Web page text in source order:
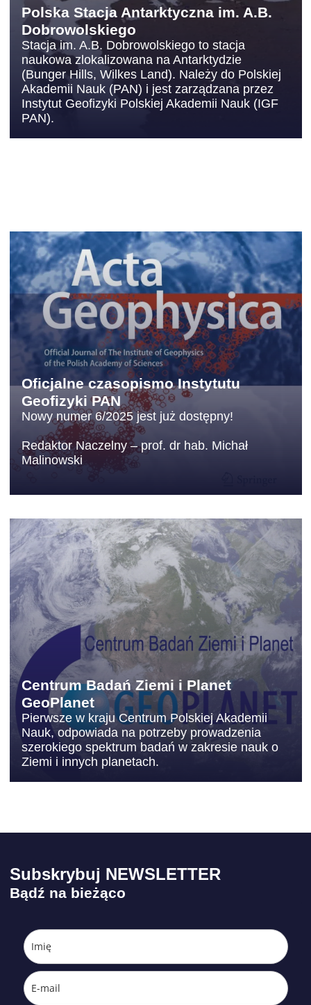
Polska Stacja Antarktyczna im. A.B.
Dobrowolskiego
Stacja im. A.B. Dobrowolskiego to stacja
naukowa zlokalizowana na Antarktydzie
(Bunger Hills, Wilkes Land). Należy do Polskiej
Akademii Nauk (PAN) i jest zarządzana przez
Instytut Geofizyki Polskiej Akademii Nauk (IGF
PAN).
Oficjalne czasopismo Instytutu
Geofizyki PAN
Nowy numer 6/2025 jest już dostępny!
Redaktor Naczelny – prof. dr hab. Michał
Malinowski
Centrum Badań Ziemi i Planet
GeoPlanet
Pierwsze w kraju Centrum Polskiej Akademii
Nauk, odpowiada na potrzeby prowadzenia
szerokiego spektrum badań w zakresie nauk o
Ziemi i innych planetach.
Subskrybuj NEWSLETTER
Bądź na bieżąco